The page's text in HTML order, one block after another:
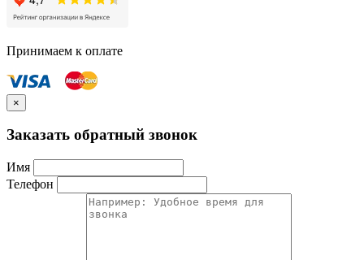
Принимаем к оплате
×
Заказать обратный звонок
Имя
Телефон